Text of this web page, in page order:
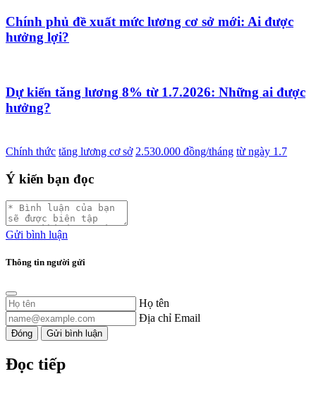
Chính phủ đề xuất mức lương cơ sở mới: Ai được
hưởng lợi?
Dự kiến tăng lương 8% từ 1.7.2026: Những ai được
hưởng?
Chính thức tăng lương cơ sở 2.530.000 đồng/tháng từ ngày 1.7
Ý kiến bạn đọc
Gửi bình luận
Thông tin người gửi
Họ tên
Địa chỉ Email
Đóng Gửi bình luận
Đọc tiếp